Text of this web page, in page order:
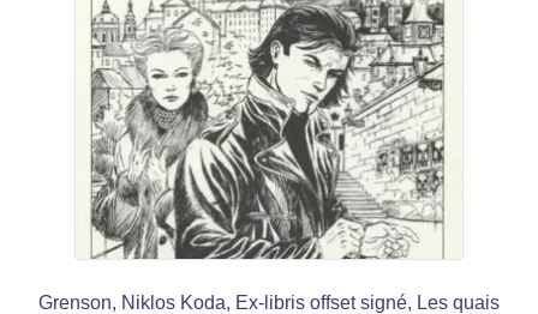
Grenson, Niklos Koda, Ex-libris offset signé, Les quais